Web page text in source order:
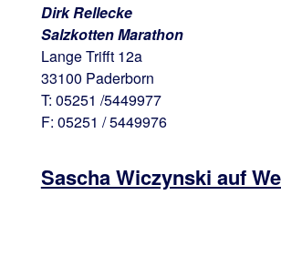
Dirk Rellecke
Salzkotten Marathon
Lange Trifft 12a
33100 Paderborn
T: 05251 /5449977
F: 05251 / 5449976
Sascha Wiczynski auf